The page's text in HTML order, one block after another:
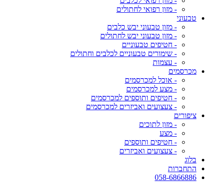
- מזון רפואי לחתולים
טבעוני
- מזון טבעוני יבש כלבים
- מזון טבעוני יבש לחתולים
- חטיפים טבעוניים
- שימורים טבעוניים לכלבים וחתולים
- עצמות
מכרסמים
- אוכל למכרסמים
- מצע למכרסמים
- חטיפים ותוספים למכרסמים
- צעצועים ואביזרים למכרסמים
ציפורים
- מזון לתוכים
- מצע
- חטיפים ותוספים
- צעצועים ואביזרים
בלוג
התחברות
058-6866886